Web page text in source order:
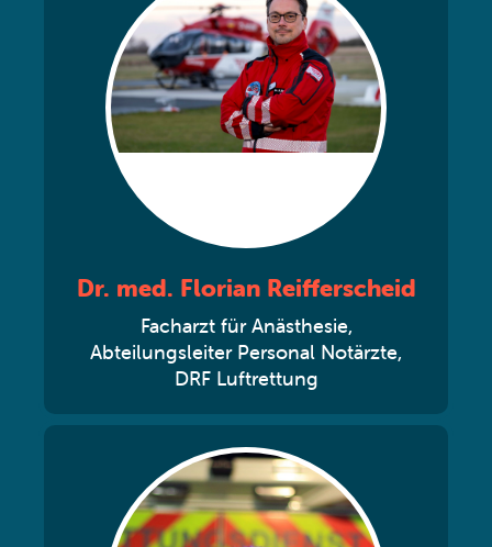
Dr. med. Florian Reifferscheid
Facharzt für Anästhesie,
Abteilungsleiter Personal Notärzte,
DRF Luftrettung